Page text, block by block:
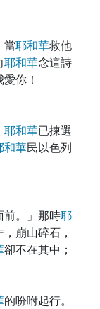
當耶和華救他
耶和華念這詩
你！
耶和華已揀選
和華民以色列
前。」那時耶
崩山碎石，
卻不在其中；
的吩咐起行。